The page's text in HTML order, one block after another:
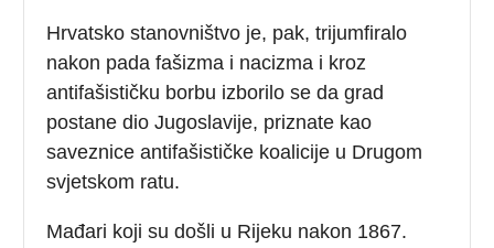
Hrvatsko stanovništvo je, pak, trijumfiralo
nakon pada fašizma i nacizma i kroz
antifašističku borbu izborilo se da grad
postane dio Jugoslavije, priznate kao
saveznice antifašističke koalicije u Drugom
svjetskom ratu.
Mađari koji su došli u Rijeku nakon 1867.